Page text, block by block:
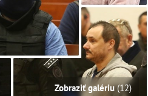
Zobraziť galériu(12)